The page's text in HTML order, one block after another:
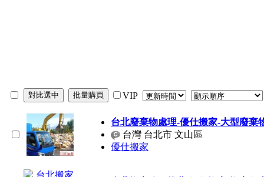
VIP
台北廢棄物處理-優仕搬家-大型廢棄
台灣 台北市 文山區
優仕搬家